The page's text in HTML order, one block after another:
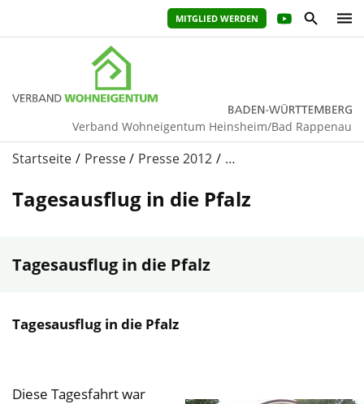
MITGLIED WERDEN
Verband Wohneigentum Heinsheim/Bad Rappenau
Startseite Presse Presse 2012 …
Tagesausflug in die Pfalz
Tagesausflug in die Pfalz
Tagesausflug in die Pfalz
Diese Tagesfahrt war